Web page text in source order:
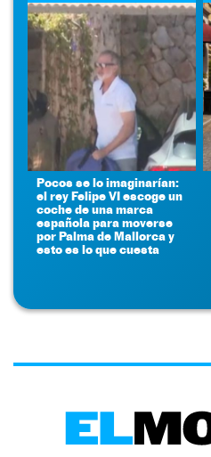
Pocos se lo imaginarían:
el rey Felipe VI escoge un
coche de una marca
española para moverse
por Palma de Mallorca y
esto es lo que cuesta